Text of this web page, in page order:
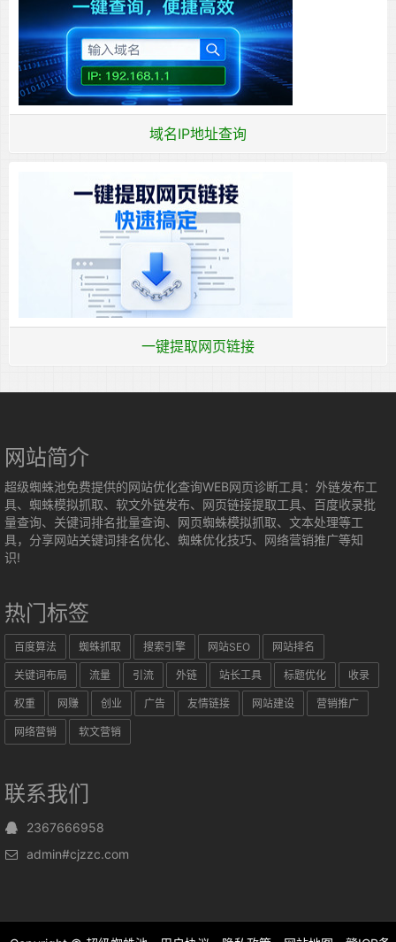
域名IP地址查询
一键提取网页链接
网站简介
超级蜘蛛池免费提供的网站优化查询WEB网页诊断工具：外链发布工
具、蜘蛛模拟抓取、软文外链发布、网页链接提取工具、百度收录批
量查询、关键词排名批量查询、网页蜘蛛模拟抓取、文本处理等工
具，分享网站关键词排名优化、蜘蛛优化技巧、网络营销推广等知
识!
热门标签
百度算法 蜘蛛抓取 搜索引擎 网站SEO 网站排名
关键词布局 流量 引流 外链 站长工具 标题优化 收录
权重 网赚 创业 广告 友情链接 网站建设 营销推广
网络营销 软文营销
联系我们
2367666958
admin#cjzzc.com